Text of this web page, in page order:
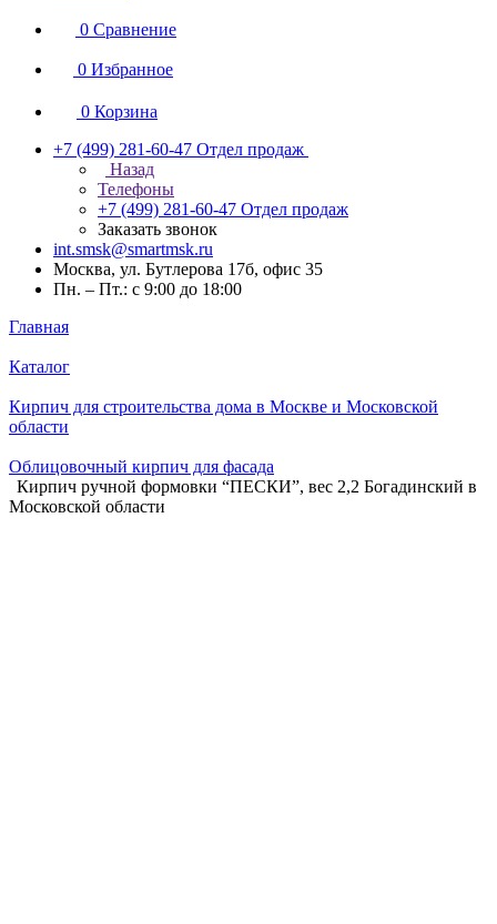
0 Сравнение
0 Избранное
0 Корзина
+7 (499) 281-60-47 Отдел продаж
Назад
Телефоны
+7 (499) 281-60-47 Отдел продаж
Заказать звонок
int.smsk@smartmsk.ru
Москва, ул. Бутлерова 17б, офис 35
Пн. – Пт.: с 9:00 до 18:00
Главная
Каталог
Кирпич для строительства дома в Москве и Московской
области
Облицовочный кирпич для фасада
Кирпич ручной формовки “ПЕСКИ”, вес 2,2 Богадинский в
Московской области